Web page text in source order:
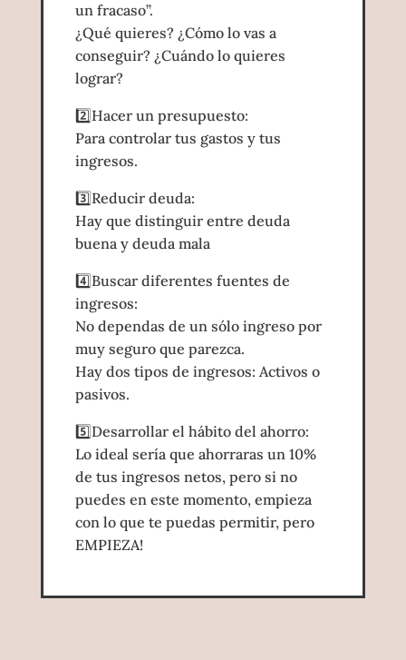
un fracaso”.
¿Qué quieres? ¿Cómo lo vas a
conseguir? ¿Cuándo lo quieres
lograr?
2️⃣Hacer un presupuesto:
Para controlar tus gastos y tus
ingresos.
3️⃣Reducir deuda:
Hay que distinguir entre deuda
buena y deuda mala
4️⃣Buscar diferentes fuentes de
ingresos:
No dependas de un sólo ingreso por
muy seguro que parezca.
Hay dos tipos de ingresos: Activos o
pasivos.
5️⃣Desarrollar el hábito del ahorro:
Lo ideal sería que ahorraras un 10%
de tus ingresos netos, pero si no
puedes en este momento, empieza
con lo que te puedas permitir, pero
EMPIEZA!